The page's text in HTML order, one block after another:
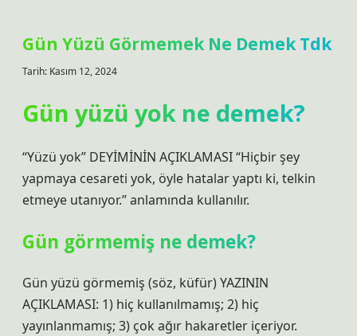
Gün Yüzü Görmemek Ne Demek Tdk
Tarih: Kasım 12, 2024
Gün yüzü yok ne demek?
“Yüzü yok” DEYİMİNİN AÇIKLAMASI “Hiçbir şey
yapmaya cesareti yok, öyle hatalar yaptı ki, telkin
etmeye utanıyor.” anlamında kullanılır.
Gün görmemiş ne demek?
Gün yüzü görmemiş (söz, küfür) YAZININ
AÇIKLAMASI: 1) hiç kullanılmamış; 2) hiç
yayınlanmamış; 3) çok ağır hakaretler içeriyor.